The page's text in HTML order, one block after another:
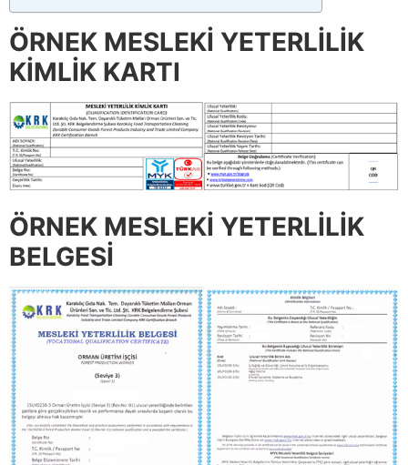
ÖRNEK MESLEKİ YETERLİLİK
KİMLİK KARTI
ÖRNEK MESLEKİ YETERLİLİK
BELGESİ